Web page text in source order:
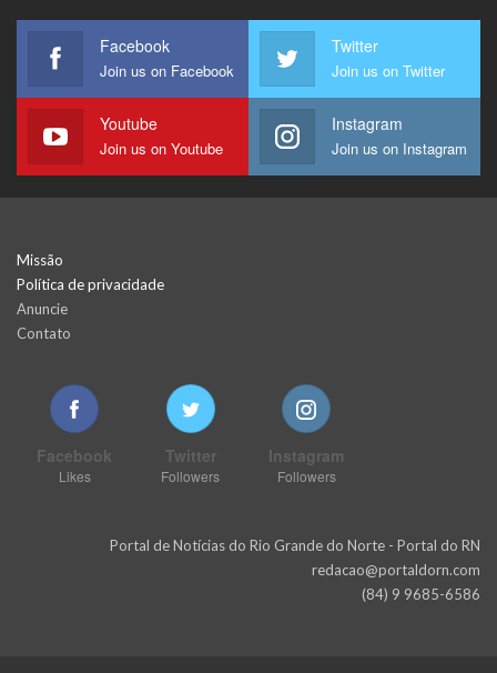
Facebook
Join us on Facebook
Twitter
Join us on Twitter
Youtube
Join us on Youtube
Instagram
Join us on Instagram
Missão
Política de privacidade
Anuncie
Contato
Facebook
Likes
Twitter
Followers
Instagram
Followers
Portal de Notícias do Rio Grande do Norte - Portal do RN
redacao@portaldorn.com
(84) 9 9685-6586